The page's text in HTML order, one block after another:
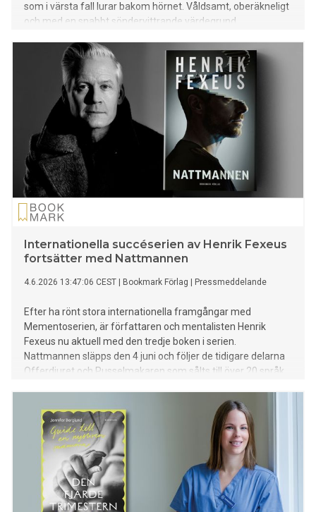
som i värsta fall lurar bakom hörnet. Våldsamt, oberäkneligt
och med en snabbt söndervittrande värdegrund.
Internationella succéserien av Henrik Fexeus
fortsätter med Nattmannen
4.6.2026 13:47:06 CEST Bookmark Förlag Pressmeddelande
Efter ha rönt stora internationella framgångar med
Mementoserien, är författaren och mentalisten Henrik
Fexeus nu aktuell med den tredje boken i serien.
Nattmannen släpps den 4 juni och följer de tidigare delarna
Offerdjuret och Pusselmakaren som sålts till över 20 språk.